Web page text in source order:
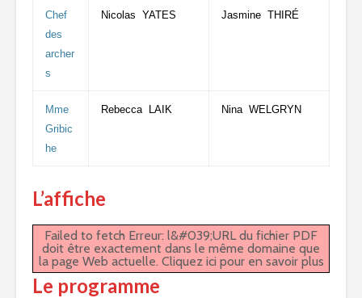
Chef
des
archer
s
Nicolas YATES Jasmine THIRÉ
Mme
Gribic
he
Rebecca LAIK Nina WELGRYN
L’affiche
Failed to fetch Erreur: l&#039;URL du fichier PDF
doit être exactement dans le même domaine que
la page Web actuelle. Cliquez ici pour en savoir plus
Le programme